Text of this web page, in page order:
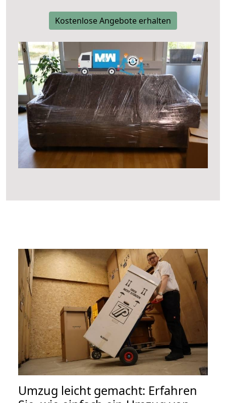
Kostenlose Angebote erhalten
Umzug leicht gemacht: Erfahren